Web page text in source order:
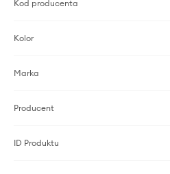
Kod producenta
Kolor
Marka
Producent
ID Produktu